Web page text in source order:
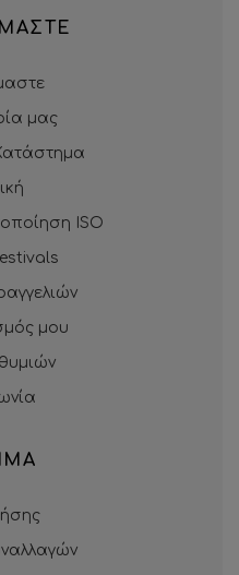
μας
ISO
μου